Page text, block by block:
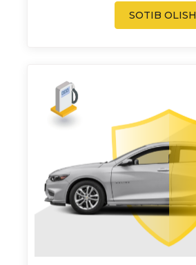
SOTIB OLISH